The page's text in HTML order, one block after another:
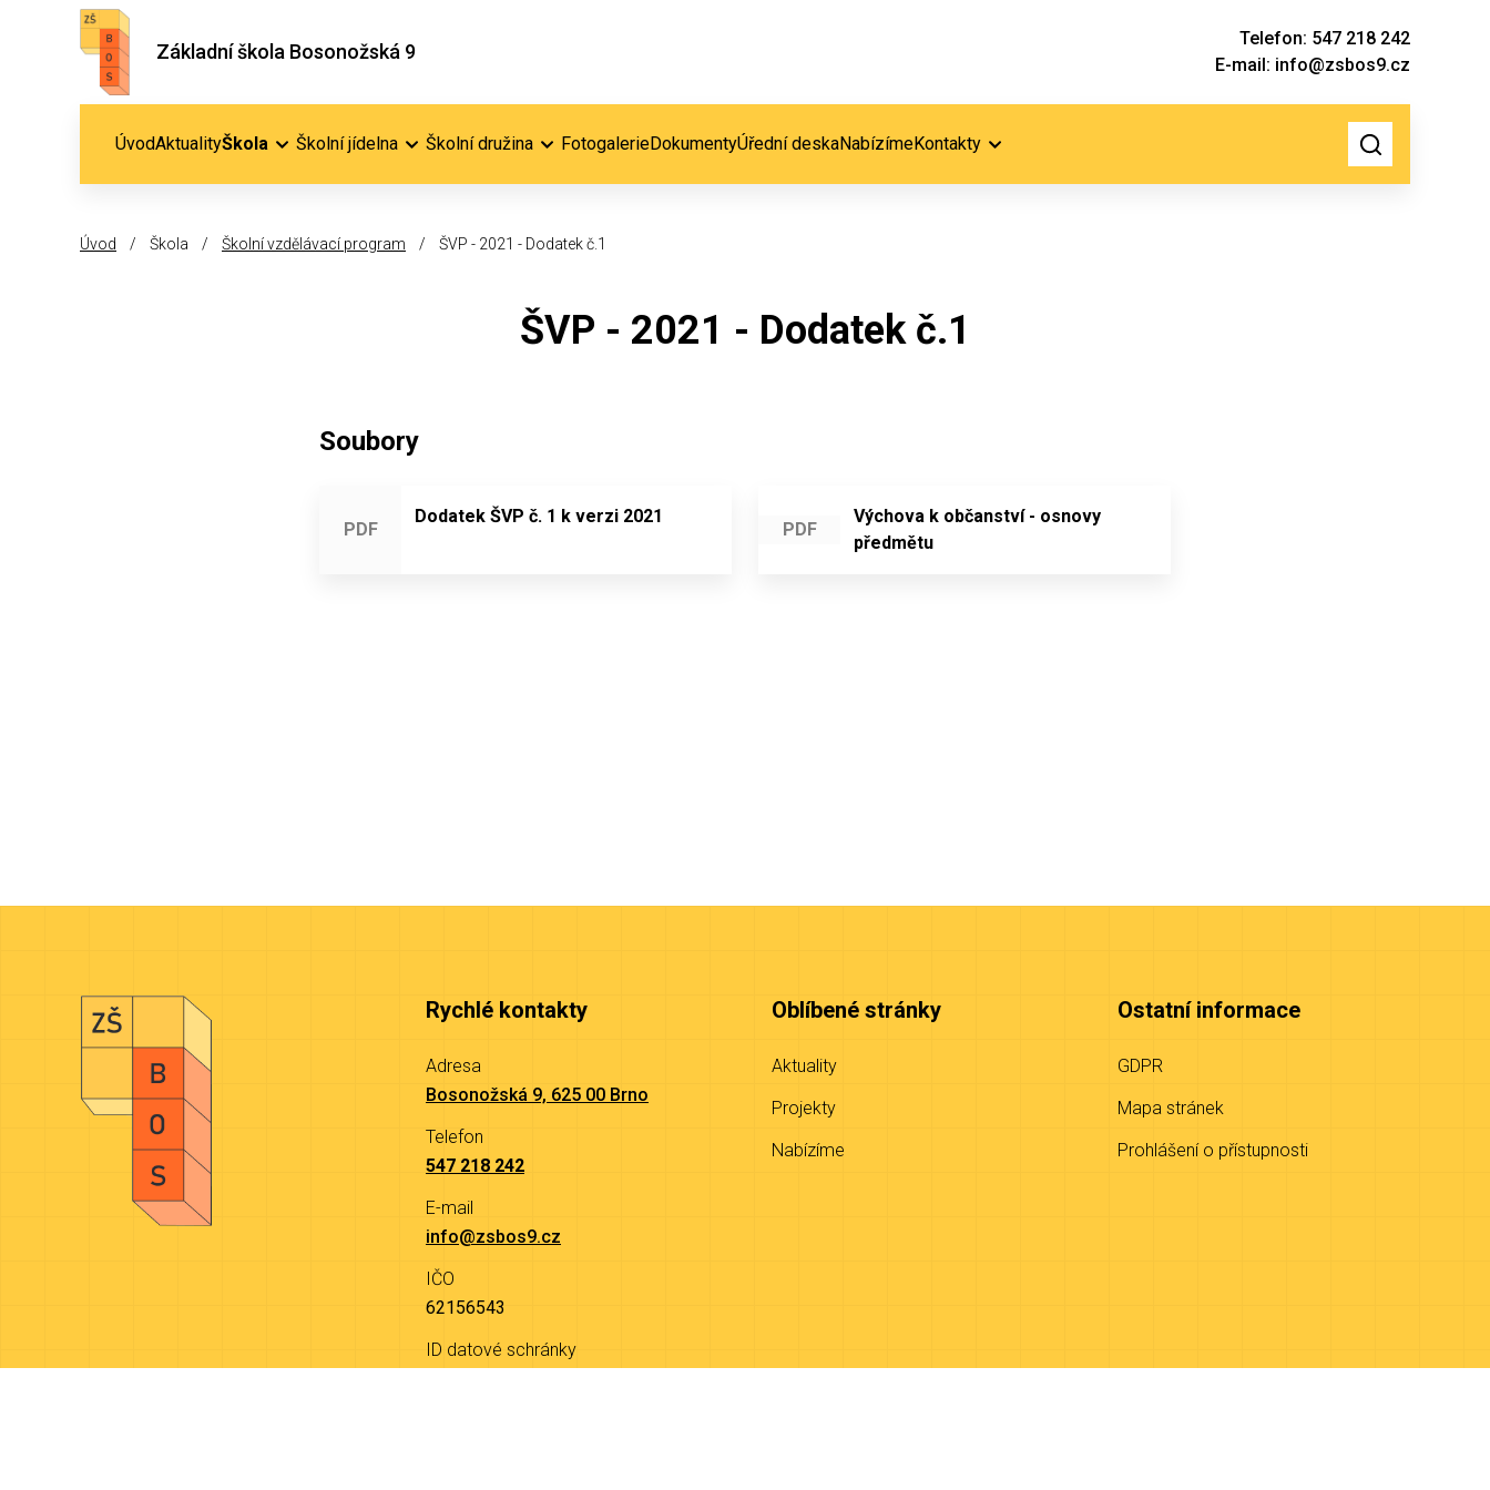
Základní škola Bosonožská 9
Telefon: 547 218 242
E-mail: info@zsbos9.cz
ÚvodAktualityŠkola Školní jídelna Školní družina FotogalerieDokumentyÚřední deskaNabízímeKontakty
Úvod / Škola / Školní vzdělávací program / ŠVP - 2021 - Dodatek č.1
ŠVP - 2021 - Dodatek č.1
Soubory
PDF
Dodatek ŠVP č. 1 k verzi 2021
PDF
Výchova k občanství - osnovy
předmětu
Rychlé kontakty
Adresa
Bosonožská 9, 625 00 Brno
Telefon
547 218 242
E-mail
info@zsbos9.cz
IČO
62156543
ID datové schránky
Oblíbené stránky
Aktuality
Projekty
Nabízíme
Ostatní informace
GDPR
Mapa stránek
Prohlášení o přístupnosti